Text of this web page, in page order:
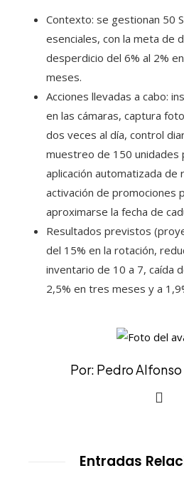
Contexto: se gestionan 50
esenciales, con la meta de
desperdicio del 6% al 2%
meses.
Acciones llevadas a cabo:
en las cámaras, captura
dos veces al día, control
muestreo de 150 unidades
aplicación automatizada de
activación de promociones
aproximarse la fecha de
Resultados previstos
del 15% en la rotación,
inventario de 10 a 7, caída
2,5% en tres meses y a
Por: Pedro
Entradas